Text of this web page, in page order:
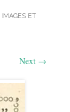
ET
Next →